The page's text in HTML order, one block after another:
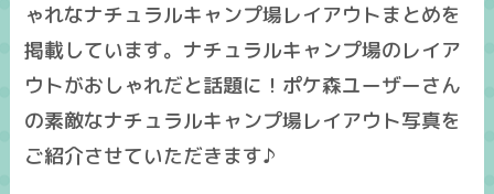
ゃれなナチュラルキャンプ場レイアウトまとめを
掲載しています。ナチュラルキャンプ場のレイア
ウトがおしゃれだと話題に！ポケ森ユーザーさん
の素敵なナチュラルキャンプ場レイアウト写真を
ご紹介させていただきます♪